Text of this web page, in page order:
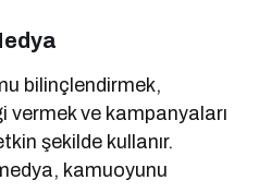
bilinçlendirmek,
vermek ve kampanyaları
şekilde kullanır.
kamuoyunu